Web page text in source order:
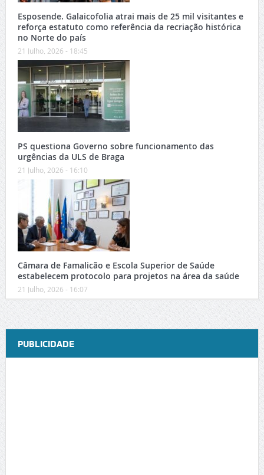
Esposende. Galaicofolia atrai mais de 25 mil visitantes e
reforça estatuto como referência da recriação histórica
no Norte do país
21 Julho, 2026 - 18:45
PS questiona Governo sobre funcionamento das
urgências da ULS de Braga
21 Julho, 2026 - 16:10
Câmara de Famalicão e Escola Superior de Saúde
estabelecem protocolo para projetos na área da saúde
21 Julho, 2026 - 16:07
PUBLICIDADE